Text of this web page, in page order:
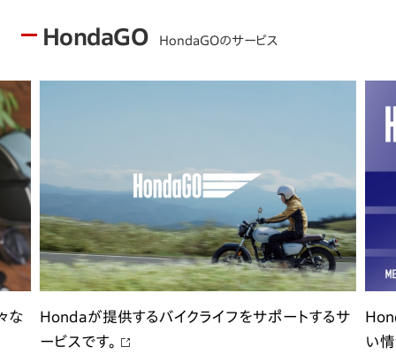
HondaGO HondaGOのサービス
な
Hondaが提供するバイクライフをサポートするサ
ービスです。
い